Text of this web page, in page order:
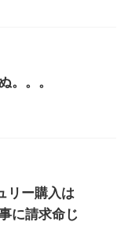
。。。
リー購入は
に請求命じ